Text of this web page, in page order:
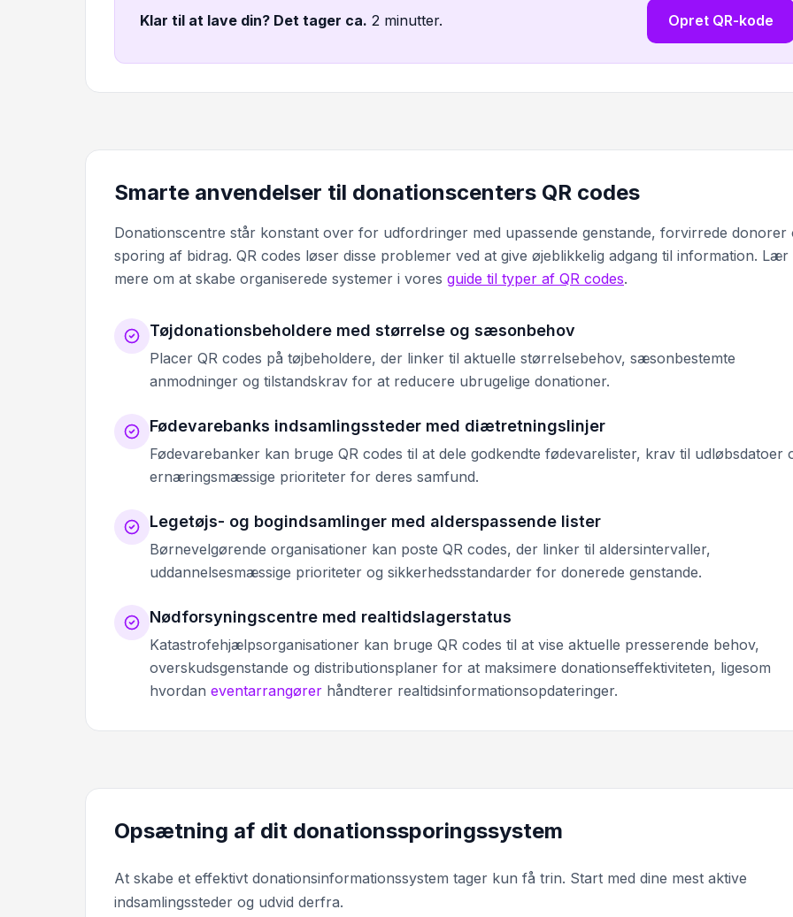
Klar til at lave din? Det tager ca. 2 minutter. Opret QR-kode
Smarte anvendelser til donationscenters QR codes
Donationscentre står konstant over for udfordringer med upassende genstande, forvirrede donorer
sporing af bidrag. QR codes løser disse problemer ved at give øjeblikkelig adgang til information. Lær
mere om at skabe organiserede systemer i vores guide til typer af QR codes.
Tøjdonationsbeholdere med størrelse og sæsonbehov
Placer QR codes på tøjbeholdere, der linker til aktuelle størrelsebehov, sæsonbestemte
anmodninger og tilstandskrav for at reducere ubrugelige donationer.
Fødevarebanks indsamlingssteder med diætretningslinjer
Fødevarebanker kan bruge QR codes til at dele godkendte fødevarelister, krav til udløbsdatoer
ernæringsmæssige prioriteter for deres samfund.
Legetøjs- og bogindsamlinger med alderspassende lister
Børnevelgørende organisationer kan poste QR codes, der linker til aldersintervaller,
uddannelsesmæssige prioriteter og sikkerhedsstandarder for donerede genstande.
Nødforsyningscentre med realtidslagerstatus
Katastrofehjælpsorganisationer kan bruge QR codes til at vise aktuelle presserende behov,
overskudsgenstande og distributionsplaner for at maksimere donationseffektiviteten, ligesom
hvordan eventarrangører håndterer realtidsinformationsopdateringer.
Opsætning af dit donationssporingssystem
At skabe et effektivt donationsinformationssystem tager kun få trin. Start med dine mest aktive
indsamlingssteder og udvid derfra.